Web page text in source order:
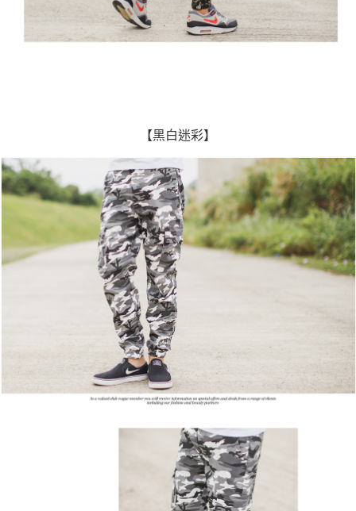
【黑白迷彩】